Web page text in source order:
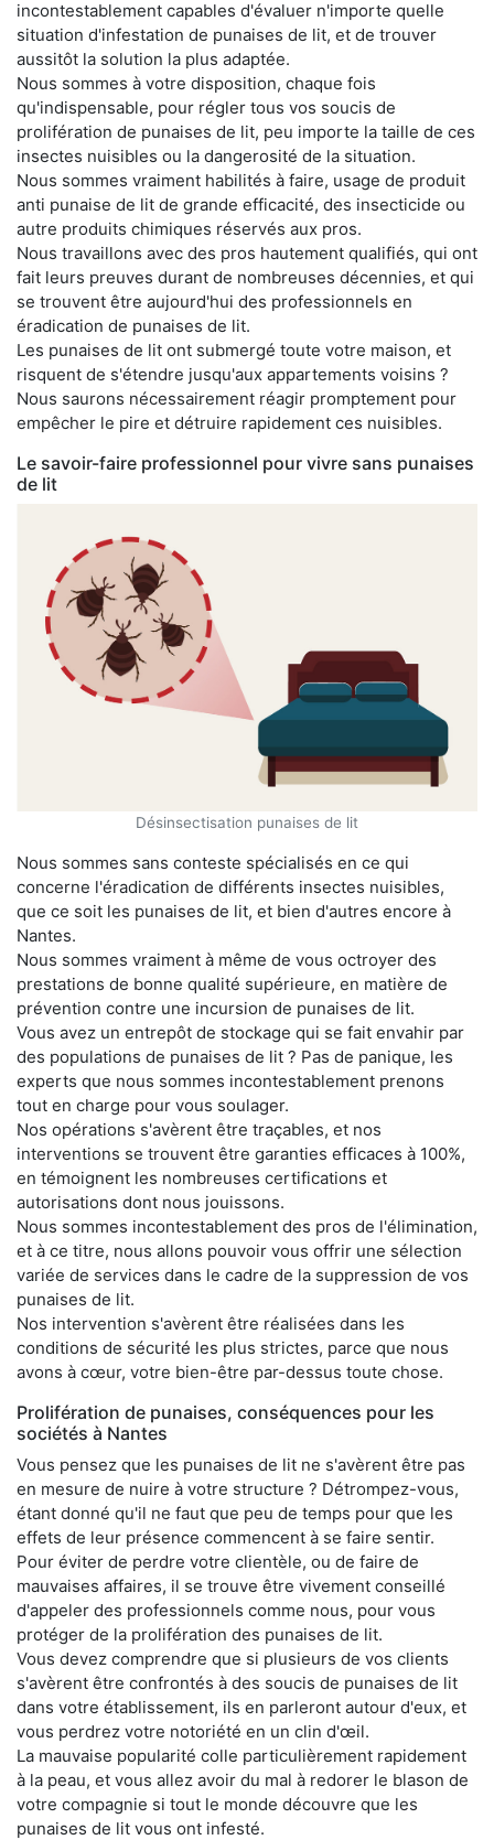
incontestablement capables d'évaluer n'importe quelle
situation d'infestation de punaises de lit, et de trouver
aussitôt la solution la plus adaptée.
Nous sommes à votre disposition, chaque fois
qu'indispensable, pour régler tous vos soucis de
prolifération de punaises de lit, peu importe la taille de ces
insectes nuisibles ou la dangerosité de la situation.
Nous sommes vraiment habilités à faire, usage de produit
anti punaise de lit de grande efficacité, des insecticide ou
autre produits chimiques réservés aux pros.
Nous travaillons avec des pros hautement qualifiés, qui ont
fait leurs preuves durant de nombreuses décennies, et qui
se trouvent être aujourd'hui des professionnels en
éradication de punaises de lit.
Les punaises de lit ont submergé toute votre maison, et
risquent de s'étendre jusqu'aux appartements voisins ?
Nous saurons nécessairement réagir promptement pour
empêcher le pire et détruire rapidement ces nuisibles.
Le savoir-faire professionnel pour vivre sans punaises
de lit
Désinsectisation punaises de lit
Nous sommes sans conteste spécialisés en ce qui
concerne l'éradication de différents insectes nuisibles,
que ce soit les punaises de lit, et bien d'autres encore à
Nantes.
Nous sommes vraiment à même de vous octroyer des
prestations de bonne qualité supérieure, en matière de
prévention contre une incursion de punaises de lit.
Vous avez un entrepôt de stockage qui se fait envahir par
des populations de punaises de lit ? Pas de panique, les
experts que nous sommes incontestablement prenons
tout en charge pour vous soulager.
Nos opérations s'avèrent être traçables, et nos
interventions se trouvent être garanties efficaces à 100%,
en témoignent les nombreuses certifications et
autorisations dont nous jouissons.
Nous sommes incontestablement des pros de l'élimination,
et à ce titre, nous allons pouvoir vous offrir une sélection
variée de services dans le cadre de la suppression de vos
punaises de lit.
Nos intervention s'avèrent être réalisées dans les
conditions de sécurité les plus strictes, parce que nous
avons à cœur, votre bien-être par-dessus toute chose.
Prolifération de punaises, conséquences pour les
sociétés à Nantes
Vous pensez que les punaises de lit ne s'avèrent être pas
en mesure de nuire à votre structure ? Détrompez-vous,
étant donné qu'il ne faut que peu de temps pour que les
effets de leur présence commencent à se faire sentir.
Pour éviter de perdre votre clientèle, ou de faire de
mauvaises affaires, il se trouve être vivement conseillé
d'appeler des professionnels comme nous, pour vous
protéger de la prolifération des punaises de lit.
Vous devez comprendre que si plusieurs de vos clients
s'avèrent être confrontés à des soucis de punaises de lit
dans votre établissement, ils en parleront autour d'eux, et
vous perdrez votre notoriété en un clin d'œil.
La mauvaise popularité colle particulièrement rapidement
à la peau, et vous allez avoir du mal à redorer le blason de
votre compagnie si tout le monde découvre que les
punaises de lit vous ont infesté.